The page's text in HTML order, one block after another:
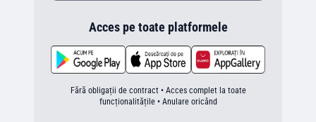
Acces pe toate platformele
Fără obligații de contract • Acces complet la toate
funcționalitățile • Anulare oricând